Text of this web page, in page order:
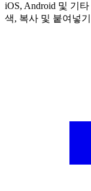
iOS, Android 및 기
색, 복사 및 붙여넣